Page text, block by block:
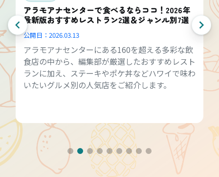
アラモアナセンターで食べるならココ！2026年
最新版おすすめレストラン2選＆ジャンル別7選
公開日： 2026.03.13
アラモアナセンターにある160を超える多彩な飲
食店の中から、編集部が厳選したおすすめレスト
ランに加え、ステーキやポケ丼などハワイで味わ
いたいグルメ別の人気店をご紹介します。